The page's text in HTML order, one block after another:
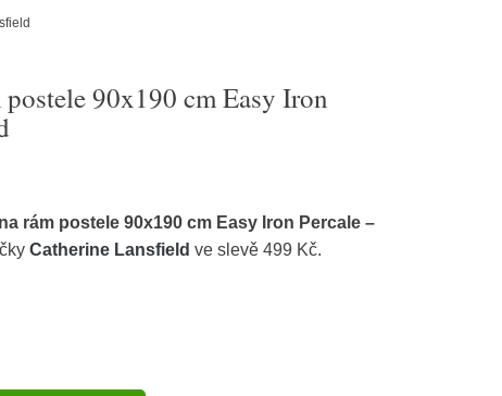
90x190 cm Easy Iron
rám postele 90x190 cm Easy Iron Percale –
Catherine Lansfield ve slevě 499 Kč.